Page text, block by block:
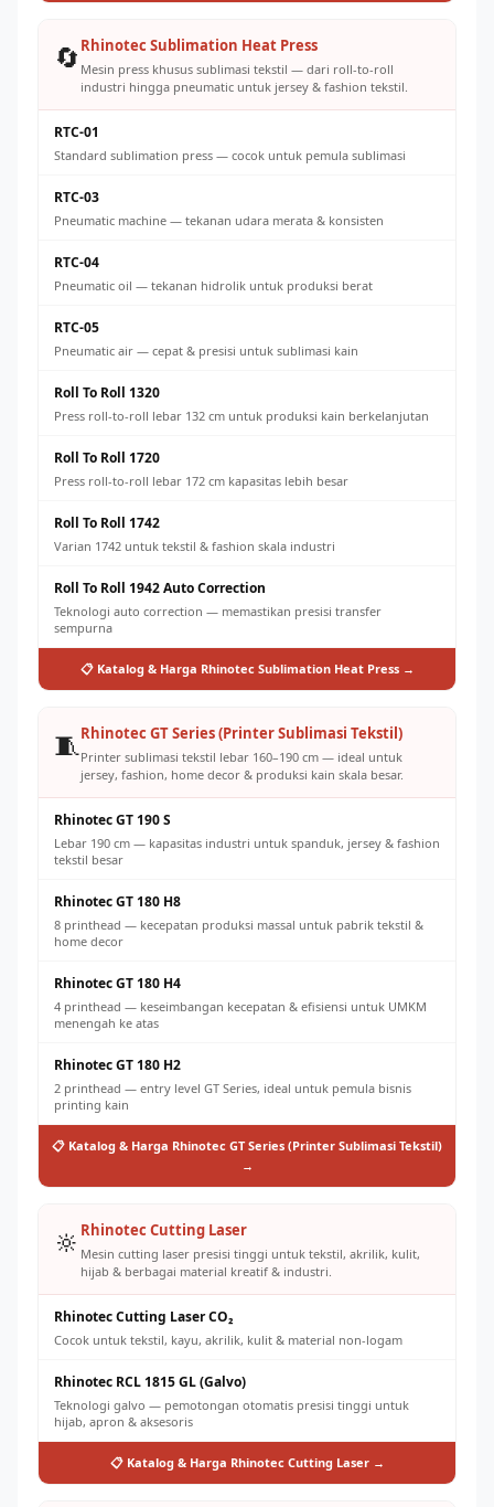
🔄 Rhinotec Sublimation Heat Press
Mesin press khusus sublimasi tekstil — dari roll-to-roll
industri hingga pneumatic untuk jersey & fashion tekstil.
RTC-01
Standard sublimation press — cocok untuk pemula sublimasi
RTC-03
Pneumatic machine — tekanan udara merata & konsisten
RTC-04
Pneumatic oil — tekanan hidrolik untuk produksi berat
RTC-05
Pneumatic air — cepat & presisi untuk sublimasi kain
Roll To Roll 1320
Press roll-to-roll lebar 132 cm untuk produksi kain berkelanjutan
Roll To Roll 1720
Press roll-to-roll lebar 172 cm kapasitas lebih besar
Roll To Roll 1742
Varian 1742 untuk tekstil & fashion skala industri
Roll To Roll 1942 Auto Correction
Teknologi auto correction — memastikan presisi transfer
sempurna
📋 Katalog & Harga Rhinotec Sublimation Heat Press →
🧵Rhinotec GT Series (Printer Sublimasi Tekstil)
Printer sublimasi tekstil lebar 160–190 cm — ideal untuk
jersey, fashion, home decor & produksi kain skala besar.
Rhinotec GT 190 S
Lebar 190 cm — kapasitas industri untuk spanduk, jersey & fashion
tekstil besar
Rhinotec GT 180 H8
8 printhead — kecepatan produksi massal untuk pabrik tekstil &
home decor
Rhinotec GT 180 H4
4 printhead — keseimbangan kecepatan & efisiensi untuk UMKM
menengah ke atas
Rhinotec GT 180 H2
2 printhead — entry level GT Series, ideal untuk pemula bisnis
printing kain
📋 Katalog & Harga Rhinotec GT Series (Printer Sublimasi Tekstil)
→
🔆 Rhinotec Cutting Laser
Mesin cutting laser presisi tinggi untuk tekstil, akrilik, kulit,
hijab & berbagai material kreatif & industri.
Rhinotec Cutting Laser CO₂
Cocok untuk tekstil, kayu, akrilik, kulit & material non-logam
Rhinotec RCL 1815 GL (Galvo)
Teknologi galvo — pemotongan otomatis presisi tinggi untuk
hijab, apron & aksesoris
📋 Katalog & Harga Rhinotec Cutting Laser →